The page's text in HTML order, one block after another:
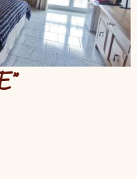
"